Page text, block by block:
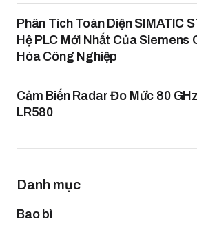
Phân Tích Toàn Diện SIMATIC
Hệ PLC Mới Nhất Của Siemens
Hóa Công Nghiệp
Cảm Biến Radar Đo Mức 80
LR580
Danh mục
Bao bì